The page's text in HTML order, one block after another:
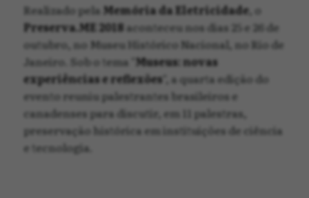
Realizado pela Memória da Eletricidade, o
Preserva.ME 2018aconteceu nos dias 25 e 26 de
outubro, no Museu Histórico Nacional, no Rio de
Janeiro. Sob o tema " Museus: novas
experiências e reflexões", a quarta edição do
evento reuniu palestrantes brasileiros e
canadenses para discutir, em 11 palestras,
preservação histórica em instituições de ciência
e tecnologia.